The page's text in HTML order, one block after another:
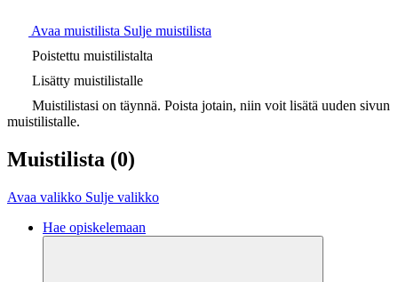
Avaa muistilista Sulje muistilista
Poistettu muistilistalta
Lisätty muistilistalle
Muistilistasi on täynnä. Poista jotain, niin voit lisätä uuden sivun
muistilistalle.
Muistilista (0)
Avaa valikko Sulje valikko
Hae opiskelemaan